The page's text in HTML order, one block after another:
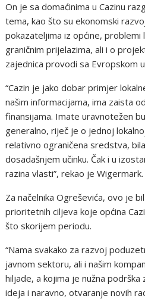
On je sa domaćinima u Cazinu
tema, kao što su ekonomski
pokazateljima iz općine, problemi
graničnim prijelazima, ali i o
zajednica provodi sa Evropskom
“Cazin je jako dobar primjer
našim informacijama, ima zaista
finansijama. Imate uravnotežen
generalno, riječ je o jednoj
relativno ograničena sredstva,
dosadašnjem učinku. Čak i u
razina vlasti”, rekao je Wigermark.
Za načelnika Ogreševića, ovo je
prioritetnih ciljeva koje općina
što skorijem periodu.
“Nama svakako za razvoj
javnom sektoru, ali i našim
hiljade, a kojima je nužna
ideja i naravno, otvaranje novih